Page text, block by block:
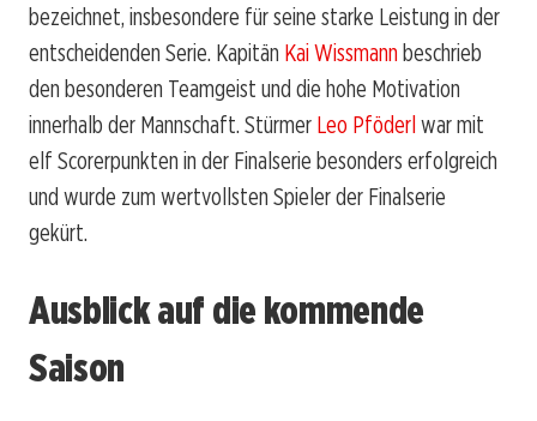
bezeichnet, insbesondere für seine starke Leistung in der
entscheidenden Serie. Kapitän Kai Wissmann beschrieb
den besonderen Teamgeist und die hohe Motivation
innerhalb der Mannschaft. Stürmer Leo Pföderlwar mit
elf Scorerpunkten in der Finalserie besonders erfolgreich
und wurde zum wertvollsten Spieler der Finalserie
gekürt.
Ausblick auf die kommende
Saison